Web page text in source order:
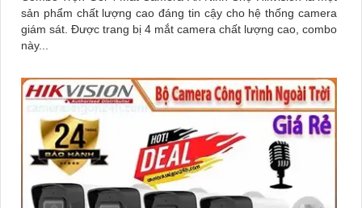
sản phẩm chất lượng cao đáng tin cậy cho hệ thống camera
giám sát. Được trang bị 4 mắt camera chất lượng cao, combo
này...